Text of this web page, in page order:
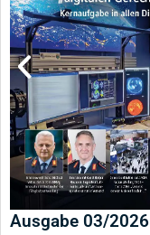
Ausgabe 03/2026